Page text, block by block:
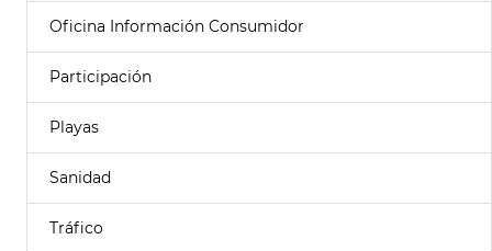
Oficina Información Consumidor
Participación
Playas
Sanidad
Tráfico